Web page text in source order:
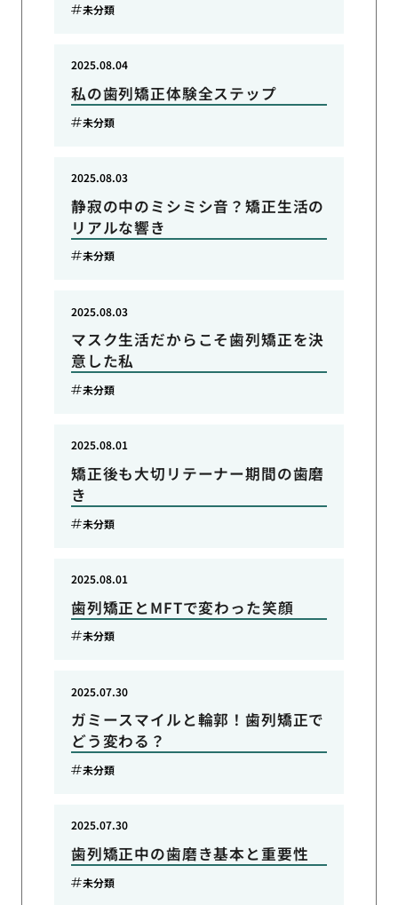
未分類
私の歯列矯正体験全ステップ
2025.08.04
未分類
静寂の中のミシミシ音？矯正生活の
リアルな響き
2025.08.03
未分類
マスク生活だからこそ歯列矯正を決
意した私
2025.08.03
未分類
矯正後も大切リテーナー期間の歯磨
き
2025.08.01
未分類
歯列矯正とMFTで変わった笑顔
2025.08.01
未分類
ガミースマイルと輪郭！歯列矯正で
どう変わる？
2025.07.30
未分類
歯列矯正中の歯磨き基本と重要性
2025.07.30
未分類